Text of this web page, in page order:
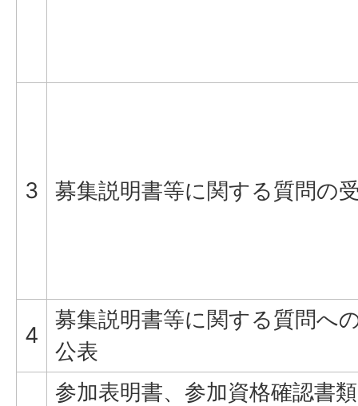
3 募集説明書等に関する質問の
4
募集説明書等に関する質問へ
公表
参加表明書、参加資格確認書